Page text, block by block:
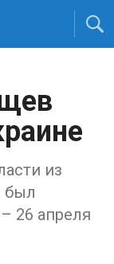
из
был
26 апреля